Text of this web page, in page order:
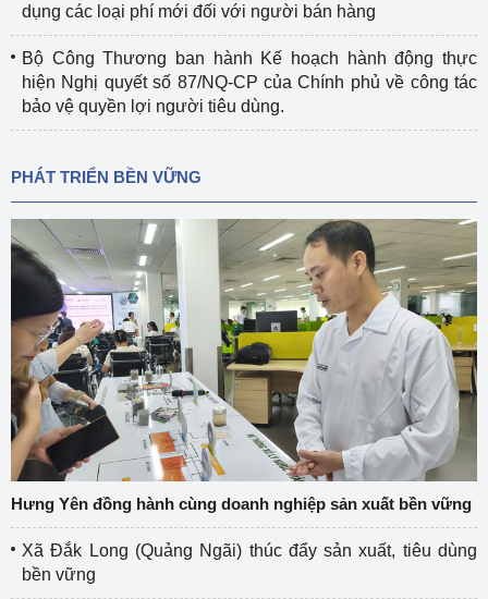
dụng các loại phí mới đối với người bán hàng
Bộ Công Thương ban hành Kế hoạch hành động thực
hiện Nghị quyết số 87/NQ-CP của Chính phủ về công tác
bảo vệ quyền lợi người tiêu dùng.
PHÁT TRIỂN BỀN VỮNG
Hưng Yên đồng hành cùng doanh nghiệp sản xuất bền vững
Xã Đắk Long (Quảng Ngãi) thúc đẩy sản xuất, tiêu dùng
bền vững